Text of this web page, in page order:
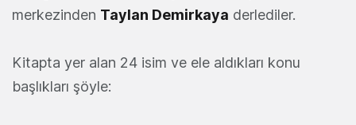
merkezinden Taylan Demirkaya derlediler.
Kitapta yer alan 24 isim ve ele aldıkları konu
başlıkları şöyle: